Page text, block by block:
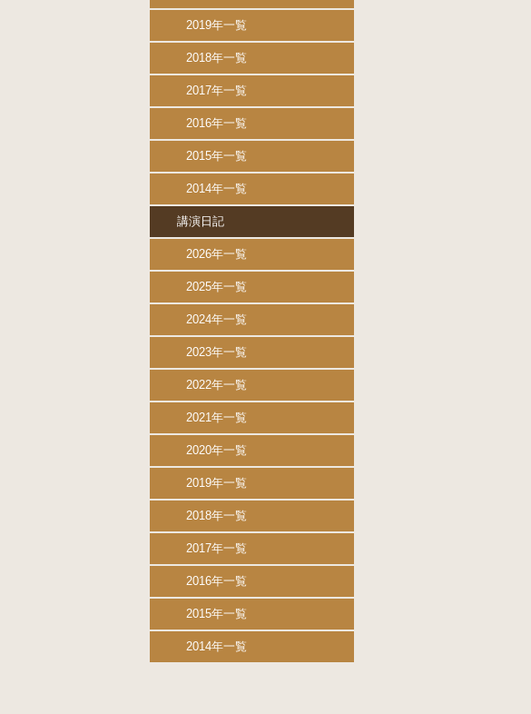
2019年一覧
2018年一覧
2017年一覧
2016年一覧
2015年一覧
2014年一覧
講演日記
2026年一覧
2025年一覧
2024年一覧
2023年一覧
2022年一覧
2021年一覧
2020年一覧
2019年一覧
2018年一覧
2017年一覧
2016年一覧
2015年一覧
2014年一覧